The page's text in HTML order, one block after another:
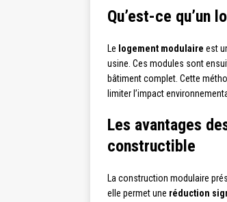
Qu’est-ce qu’un
Le logement modulaire est
usine. Ces modules sont
bâtiment complet. Cette
limiter l’impact
Les avantages
constructible
La construction modulaire
elle permet une réduction